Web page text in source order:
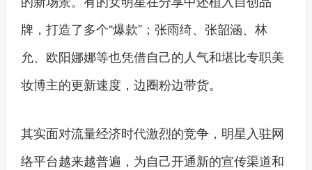
牌，打造了多个“爆款”；张雨绮、张韶涵、林
允、欧阳娜娜等也凭借自己的人气和堪比专职美
妆博主的更新速度，边圈粉边带货。
其实面对流量经济时代激烈的竞争，明星入驻网
络平台越来越普遍，为自己开通新的宣传渠道和